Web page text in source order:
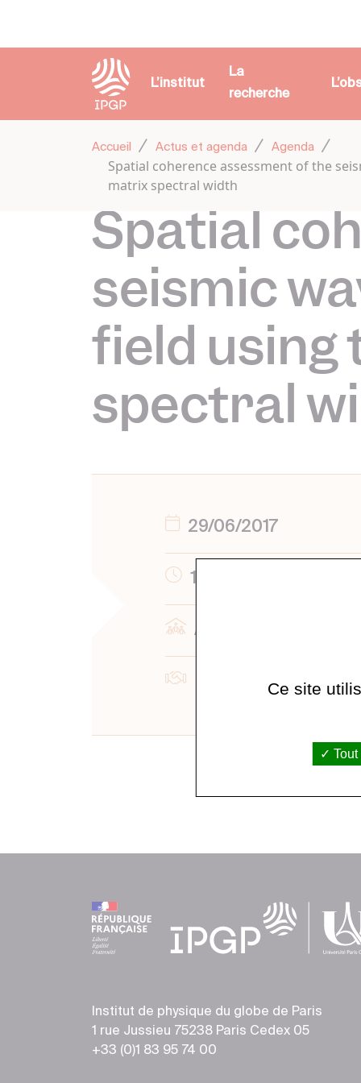
L’institut
La
recherche
Accueil Actus et agenda Agenda
Spatial coherence assessment of the
matrix spectral width
Spatial
seismic
field using
spectral
29/06/2017
13:30
Amphithéâtre
Institut de physique du globe de Paris
1 rue Jussieu 75238 Paris Cedex 05
+33 (0)1 83 95 74 00
Ce site